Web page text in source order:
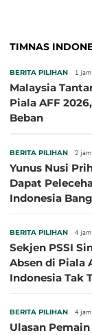
TIMNAS
BERITA PILIHAN 1
Malaysia
Piala AFF
Beban
BERITA PILIHAN 2
Yunus Nusi
Dapat
Indonesia
BERITA PILIHAN 4
Sekjen PSSI
Absen di Piala
Indonesia Tak
BERITA PILIHAN 4
Ulasan